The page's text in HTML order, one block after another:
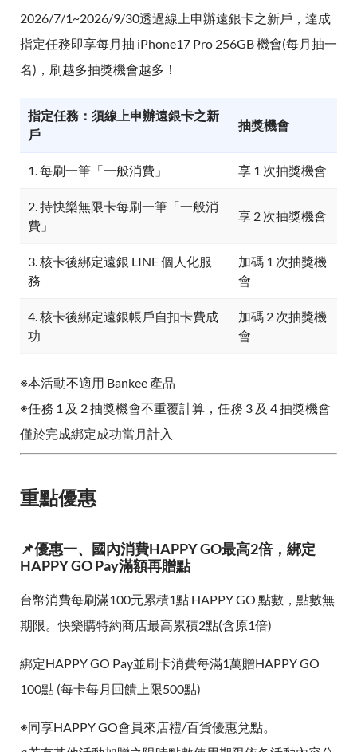
2026/7/1~2026/9/30透過線上申辦遠銀卡之新戶，達成
指定任務即享每月抽 iPhone17 Pro 256GB 機會(每月抽一
名)，刷越多抽獎機會越多！
指定任務：須線上申辦遠銀卡之新
戶
抽獎機會
1. 每刷一筆「一般消費」 享 1 次抽獎機會
2. 持快樂無限卡每刷一筆「一般消
費」
享 2 次抽獎機會
3. 核卡後綁定遠銀 LINE 個人化服
務
加碼 1 次抽獎機
會
4. 核卡後綁定遠銀帳戶自扣卡費成
功
加碼 2 次抽獎機
會
※本活動不適用 Bankee 產品
※任務 1 及 2 抽獎機會不重覆計算，任務 3 及 4 抽獎機會
僅於完成綁定成功當月計入
重點優惠
📌優惠一、國內消費HAPPY GO最高2倍，綁定
HAPPY GO Pay滿額再贈點
台幣消費每刷滿100元累積1點 HAPPY GO 點數，點數無
期限。快樂購特約商店最高累積2點(含原1倍)
綁定HAPPY GO Pay並刷卡消費每滿1萬贈HAPPY GO
100點 (每卡每月回饋上限500點)
※同享HAPPY GO會員來店禮/百貨優惠兌點。